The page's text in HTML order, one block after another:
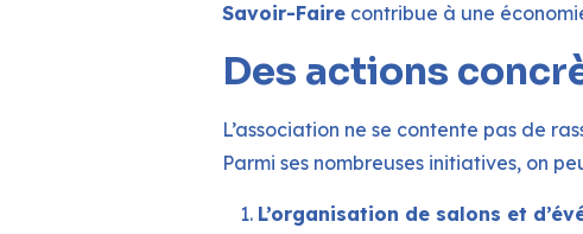
Savoir-Faire contribue à une
Des actions
L’association ne se contente pas de
Parmi ses nombreuses initiatives, on
L’organisation de salons et